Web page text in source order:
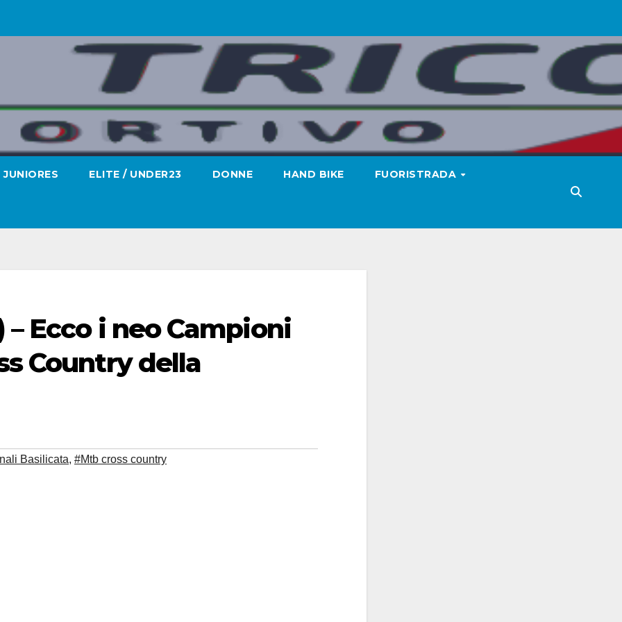
JUNIORES ELITE / UNDER23 DONNE HAND BIKE FUORISTRADA
Ecco i neo Campioni
Country della
Basilicata, #Mtb cross country